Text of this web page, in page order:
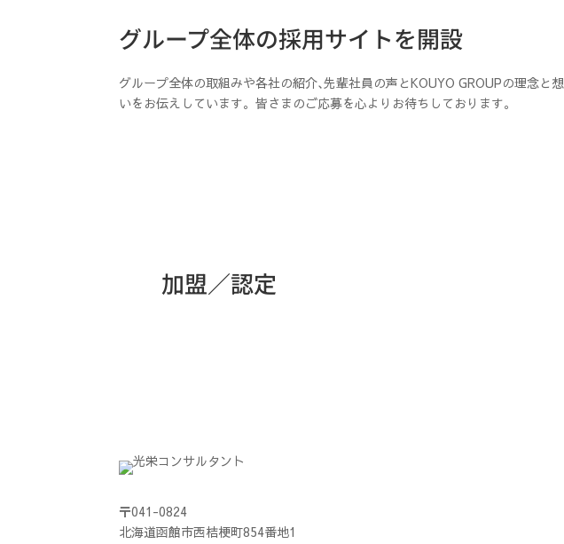
グループ全体の採用サイトを開設
グループ全体の取組みや各社の紹介､先輩社員の声とKOUYO GROUPの理念と想
いをお伝えしています。皆さまのご応募を心よりお待ちしております。
加盟／認定
〒041-0824
北海道函館市西桔梗町854番地1